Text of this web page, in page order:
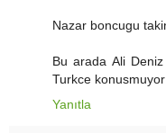
Nazar boncugu
Bu arada Ali
Turkce
Yanıtla